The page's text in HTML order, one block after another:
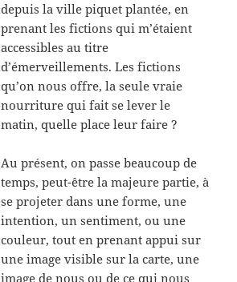
depuis la ville piquet plantée, en
prenant les fictions qui m’étaient
accessibles au titre
d’émerveillements. Les fictions
qu’on nous offre, la seule vraie
nourriture qui fait se lever le
matin, quelle place leur faire ?
Au présent, on passe beaucoup de
temps, peut-être la majeure partie, à
se projeter dans une forme, une
intention, un sentiment, ou une
couleur, tout en prenant appui sur
une image visible sur la carte, une
image de nous ou de ce qui nous